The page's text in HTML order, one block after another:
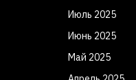
Июль 2025
Июнь 2025
Май 2025